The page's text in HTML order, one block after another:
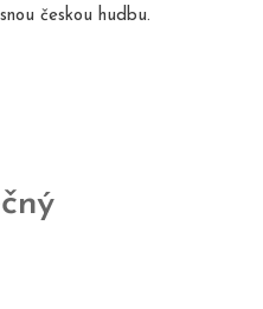
českou hudbu.